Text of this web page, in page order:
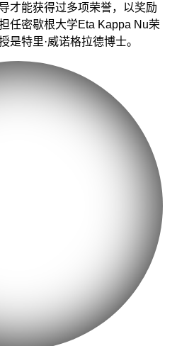
才能获得过多项荣誉，以奖励
任密歇根大学Eta Kappa Nu荣
是特里·威诺格拉德博士。